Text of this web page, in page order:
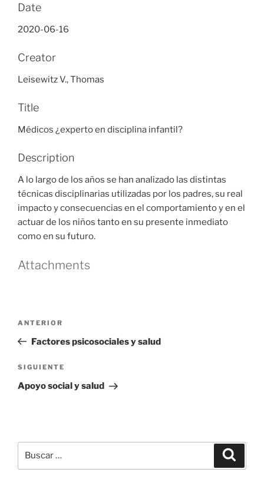
Date
2020-06-16
Creator
Leisewitz V., Thomas
Title
Médicos ¿experto en disciplina infantil?
Description
A lo largo de los años se han analizado las distintas
técnicas disciplinarias utilizadas por los padres, su real
impacto y consecuencias en el comportamiento y en el
actuar de los niños tanto en su presente inmediato
como en su futuro.
Attachments
entradas
Entrada
anterior
ANTERIOR
Factores psicosociales y salud
Siguiente
entrada
SIGUIENTE
Apoyo social y salud
por: